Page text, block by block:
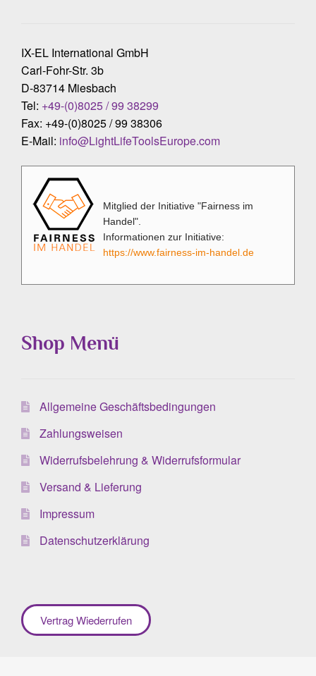
IX-EL International GmbH
Carl-Fohr-Str. 3b
D-83714 Miesbach
Tel: +49-(0)8025 / 99 38299
Fax: +49-(0)8025 / 99 38306
E-Mail: info@LightLifeToolsEurope.com
Mitglied der Initiative "Fairness im
Handel".
Informationen zur Initiative:
https://www.fairness-im-handel.de
Shop Menü
Allgemeine Geschäftsbedingungen
Zahlungsweisen
Widerrufsbelehrung & Widerrufsformular
Versand & Lieferung
Impressum
Datenschutzerklärung
Vertrag Wiederrufen